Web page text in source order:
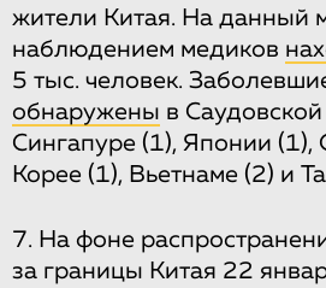
жители Китая. На данный
наблюдением медиков
5 тыс. человек.
обнаружены в
Сингапуре (1), Японии
Корее (1), Вьетнаме (2) и
7. На фоне
за границы Китая 22